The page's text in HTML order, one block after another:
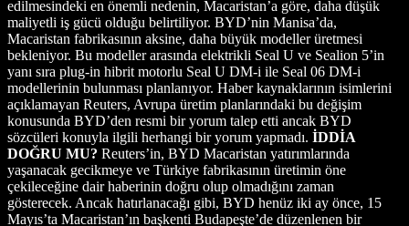
edilmesindeki en önemli nedenin, Macaristan’a göre, daha düşük
maliyetli iş gücü olduğu belirtiliyor. BYD’nin Manisa’da,
Macaristan fabrikasının aksine, daha büyük modeller üretmesi
bekleniyor. Bu modeller arasında elektrikli Seal U ve Sealion 5’in
yanı sıra plug-in hibrit motorlu Seal U DM-i ile Seal 06 DM-i
modellerinin bulunması planlanıyor. Haber kaynaklarının isimlerini
açıklamayan Reuters, Avrupa üretim planlarındaki bu değişim
konusunda BYD’den resmi bir yorum talep etti ancak BYD
sözcüleri konuyla ilgili herhangi bir yorum yapmadı. İDDİA
DOĞRU MU? Reuters’in, BYD Macaristan yatırımlarında
yaşanacak gecikmeye ve Türkiye fabrikasının üretimin öne
çekileceğine dair haberinin doğru olup olmadığını zaman
gösterecek. Ancak hatırlanacağı gibi, BYD henüz iki ay önce, 15
Mayıs’ta Macaristan’ın başkenti Budapeşte’de düzenlenen bir